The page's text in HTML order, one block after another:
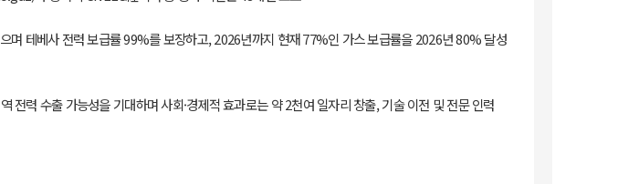
테베사 전력 보급률 99%를 보장하고, 2026년까지 현재 77%인 가스 보급률을 2026년 80% 달성
력 수출 가능성을 기대하며 사회·경제적 효과로는 약 2천여 일자리 창출, 기술 이전 및 전문 인력